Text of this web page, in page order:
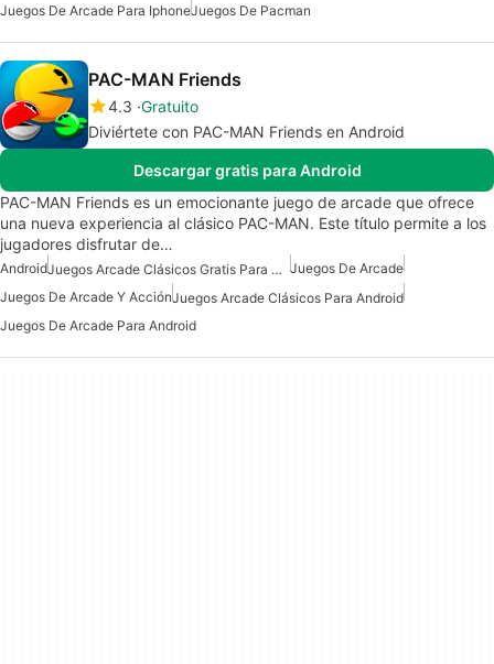
Juegos De Arcade Para IphoneJuegos De Pacman
PAC-MAN Friends
4.3 Gratuito
Diviértete con PAC-MAN Friends en Android
Descargar gratis para Android
PAC-MAN Friends es un emocionante juego de arcade que ofrece
una nueva experiencia al clásico PAC-MAN. Este título permite a los
jugadores disfrutar de…
Android Juegos Arcade Clásicos Gratis Para Android Juegos De Arcade
Juegos De Arcade Y AcciónJuegos Arcade Clásicos Para Android
Juegos De Arcade Para Android